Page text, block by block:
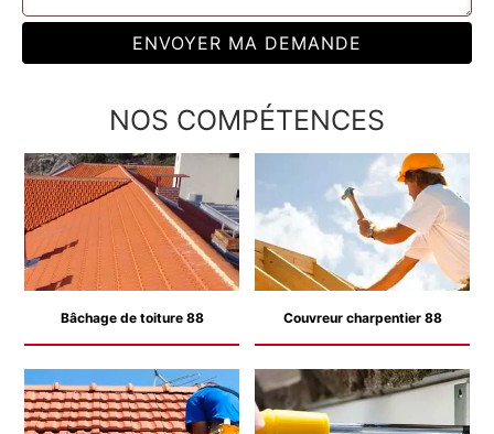
NOS COMPÉTENCES
Bâchage de toiture 88 Couvreur charpentier 88